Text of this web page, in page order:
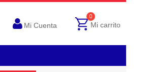
Mi Cuenta
0
Mi carrito